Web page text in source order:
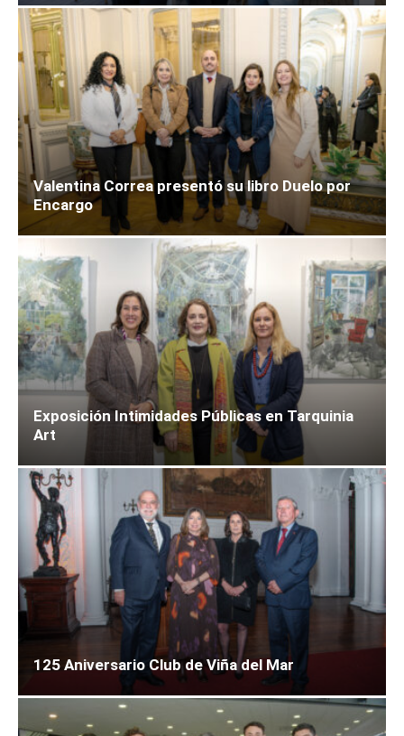
Valentina Correa presentó su libro Duelo por
Encargo
Exposición Intimidades Públicas en Tarquinia
Art
125 Aniversario Club de Viña del Mar